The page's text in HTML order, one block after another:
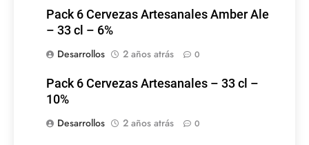
Pack 6 Cervezas Artesanales Amber Ale
– 33 cl – 6%
Desarrollos
2 años atrás 0
Pack 6 Cervezas Artesanales – 33 cl –
10%
Desarrollos
2 años atrás 0